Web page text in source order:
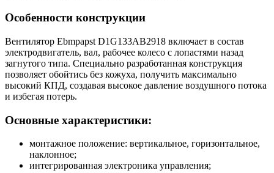
Особенности конструкции
Вентилятор Ebmpapst D1G133AB2918 включает в состав
электродвигатель, вал, рабочее колесо с лопастями назад
загнутого типа. Специально разработанная конструкция
позволяет обойтись без кожуха, получить максимально
высокий КПД, создавая высокое давление воздушного потока
и избегая потерь.
Основные характеристики:
монтажное положение: вертикальное, горизонтальное,
наклонное;
интегрированная электроника управления;